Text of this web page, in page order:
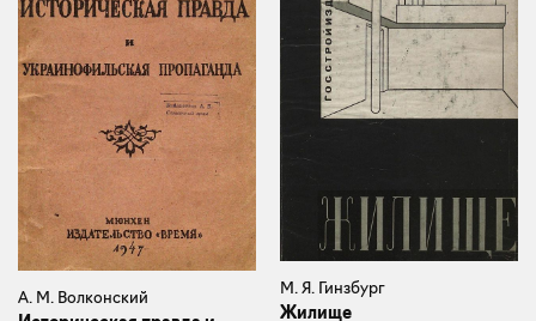
А. М. Волконский М. Я. Гинзбург
Жилище